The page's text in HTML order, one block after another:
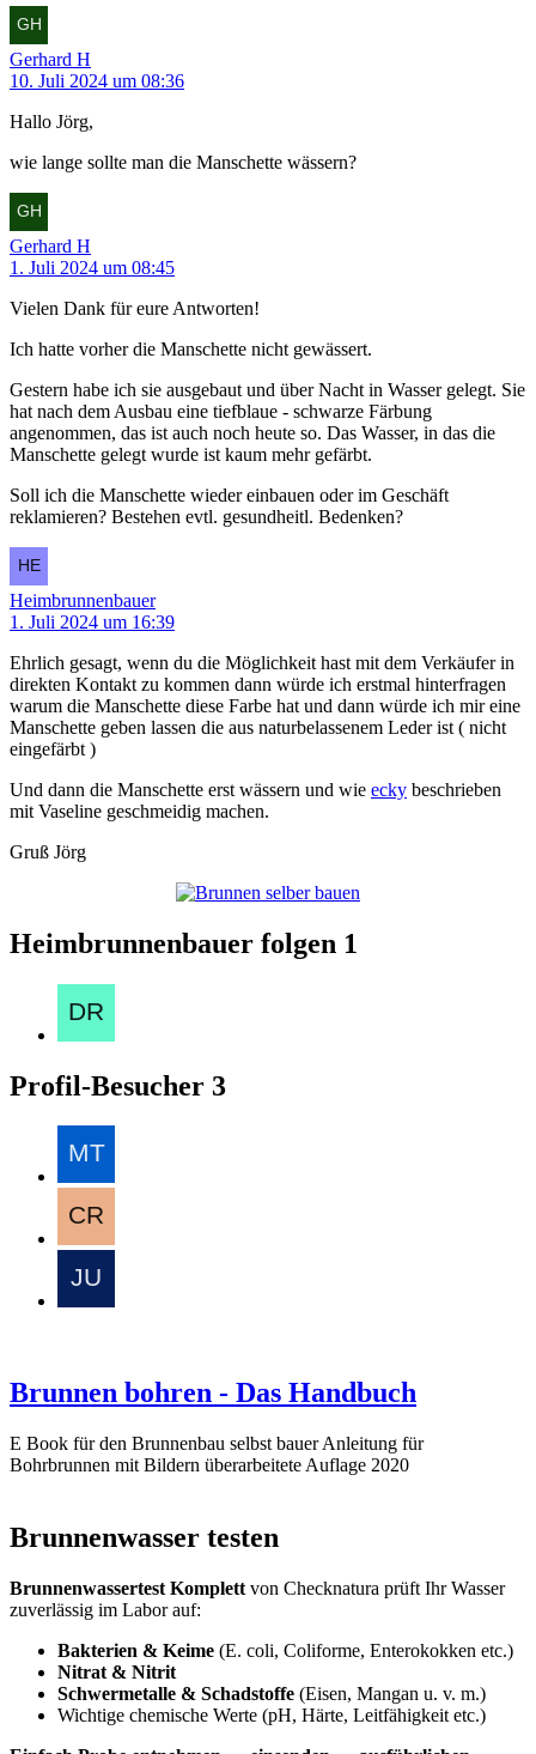
Gerhard H
10. Juli 2024 um 08:36
Hallo Jörg,
wie lange sollte man die Manschette wässern?
Gerhard H
1. Juli 2024 um 08:45
Vielen Dank für eure Antworten!
Ich hatte vorher die Manschette nicht gewässert.
Gestern habe ich sie ausgebaut und über Nacht in Wasser gelegt. Sie
hat nach dem Ausbau eine tiefblaue - schwarze Färbung
angenommen, das ist auch noch heute so. Das Wasser, in das die
Manschette gelegt wurde ist kaum mehr gefärbt.
Soll ich die Manschette wieder einbauen oder im Geschäft
reklamieren? Bestehen evtl. gesundheitl. Bedenken?
Heimbrunnenbauer
1. Juli 2024 um 16:39
Ehrlich gesagt, wenn du die Möglichkeit hast mit dem Verkäufer in
direkten Kontakt zu kommen dann würde ich erstmal hinterfragen
warum die Manschette diese Farbe hat und dann würde ich mir eine
Manschette geben lassen die aus naturbelassenem Leder ist ( nicht
eingefärbt )
Und dann die Manschette erst wässern und wie ecky beschrieben
mit Vaseline geschmeidig machen.
Gruß Jörg
Heimbrunnenbauer folgen 1
Profil-Besucher 3
Brunnen bohren - Das Handbuch
E Book für den Brunnenbau selbst bauer Anleitung für
Bohrbrunnen mit Bildern überarbeitete Auflage 2020
Brunnenwasser testen
Brunnenwassertest Komplett von Checknatura prüft Ihr Wasser
zuverlässig im Labor auf:
Bakterien & Keime (E. coli, Coliforme, Enterokokken etc.)
Nitrat & Nitrit
Schwermetalle & Schadstoffe (Eisen, Mangan u. v. m.)
Wichtige chemische Werte (pH, Härte, Leitfähigkeit etc.)